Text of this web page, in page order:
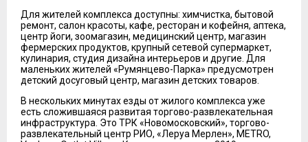
Для жителей комплекса доступны: химчистка, бытовой
ремонт, салон красоты, кафе, ресторан и кофейня, аптека,
центр йоги, зоомагазин, медицинский центр, магазин
фермерских продуктов, крупный сетевой супермаркет,
кулинария, студия дизайна интерьеров и другие. Для
маленьких жителей «Румянцево-Парка» предусмотрен
детский досуговый центр, магазин детских товаров.
В нескольких минутах езды от жилого комплекса уже
есть сложившаяся развитая торгово-развлекательная
инфраструктура. Это ТРК «Новомосковский», торгово-
развлекательный центр РИО, «Леруа Мерлен», METRO,